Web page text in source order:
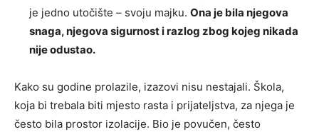
je jedno utočište – svoju majku. Ona je bila njegova
snaga, njegova sigurnost i razlog zbog kojeg nikada
nije odustao.
Kako su godine prolazile, izazovi nisu nestajali. Škola,
koja bi trebala biti mjesto rasta i prijateljstva, za njega je
često bila prostor izolacije. Bio je povučen, često